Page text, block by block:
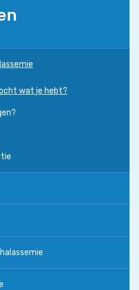
wat je hebt?